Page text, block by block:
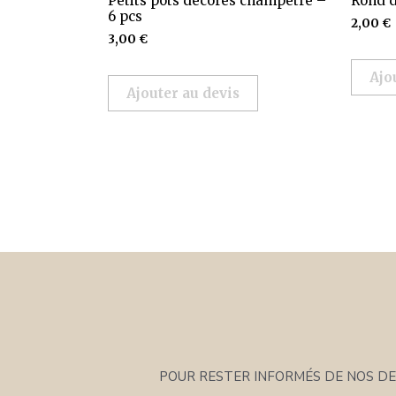
6 pcs
3,00 €
Ajouter au devis
2,00 €
POUR RESTER INFORMÉS DE NOS